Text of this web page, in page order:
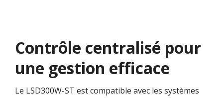
Contrôle centralisé pour
une gestion efficace​
Le LSD300W-ST est compatible avec les systèmes